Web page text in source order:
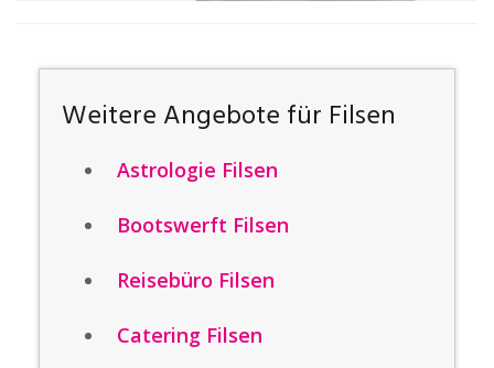
Weitere Angebote für Filsen
Astrologie Filsen
Bootswerft Filsen
Reisebüro Filsen
Catering Filsen